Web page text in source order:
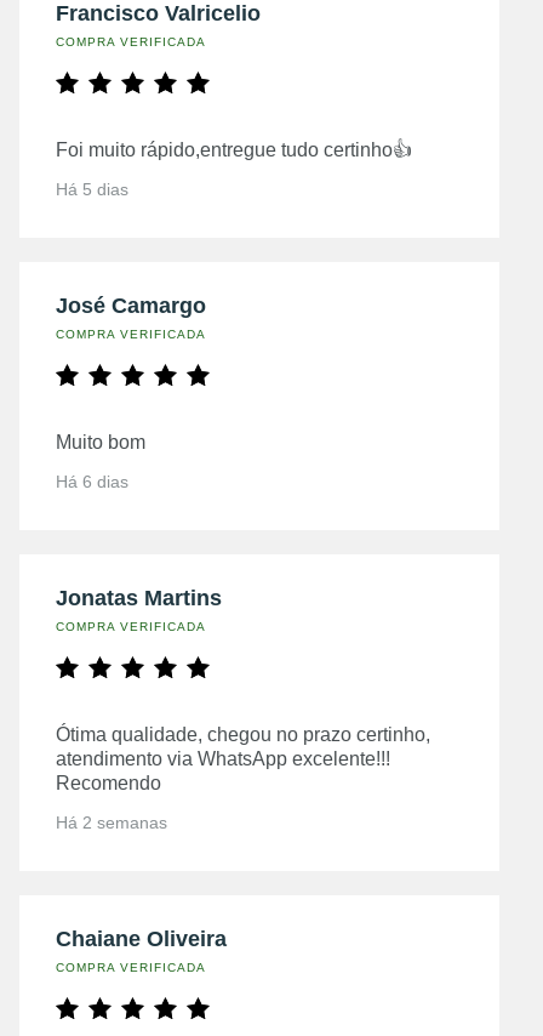
Francisco Valricelio
COMPRA VERIFICADA
Foi muito rápido,entregue tudo certinho👍
Há 5 dias
José Camargo
COMPRA VERIFICADA
Muito bom
Há 6 dias
Jonatas Martins
COMPRA VERIFICADA
Ótima qualidade, chegou no prazo certinho,
atendimento via WhatsApp excelente!!!
Recomendo
Há 2 semanas
Chaiane Oliveira
COMPRA VERIFICADA